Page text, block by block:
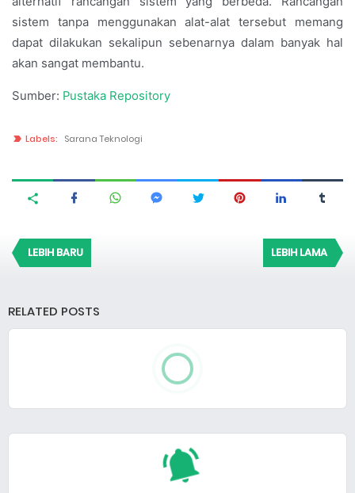
sistem tanpa menggunakan alat-alat tersebut memang
dapat dilakukan sekalipun sebenarnya dalam banyak hal
akan sangat membantu.
Sumber: Pustaka Repository
Labels: Sarana Teknologi
LEBIH BARU LEBIH LAMA
RELATED POSTS